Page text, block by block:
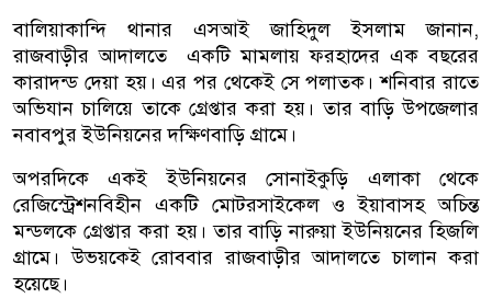
বালিয়াকান্দি থানার এসআই জাহিদুল ইসলাম জানান,
রাজবাড়ীর আদালতে একটি মামলায় ফরহাদের এক বছরের
কারাদন্ড দেয়া হয়। এর পর থেকেই সে পলাতক। শনিবার রাতে
অভিযান চালিয়ে তাকে গ্রেপ্তার করা হয়। তার বাড়ি উপজেলার
নবাবপুর ইউনিয়নের দক্ষিণবাড়ি গ্রামে।
অপরদিকে একই ইউনিয়নের সোনাইকুড়ি এলাকা থেকে
রেজিস্ট্রেশনবিহীন একটি মোটরসাইকেল ও ইয়াবাসহ অচিন্ত
মন্ডলকে গ্রেপ্তার করা হয়। তার বাড়ি নারুয়া ইউনিয়নের হিজলি
গ্রামে। উভয়কেই রোববার রাজবাড়ীর আদালতে চালান করা
হয়েছে।